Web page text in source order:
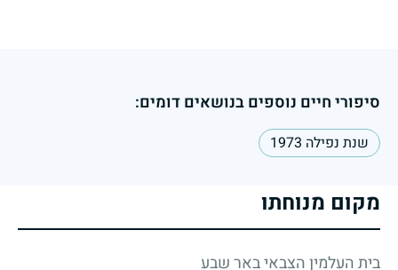
סיפורי חיים נוספים בנושאים דומים:
שנת נפילה 1973
מקום מנוחתו
בית העלמין הצבאי באר שבע